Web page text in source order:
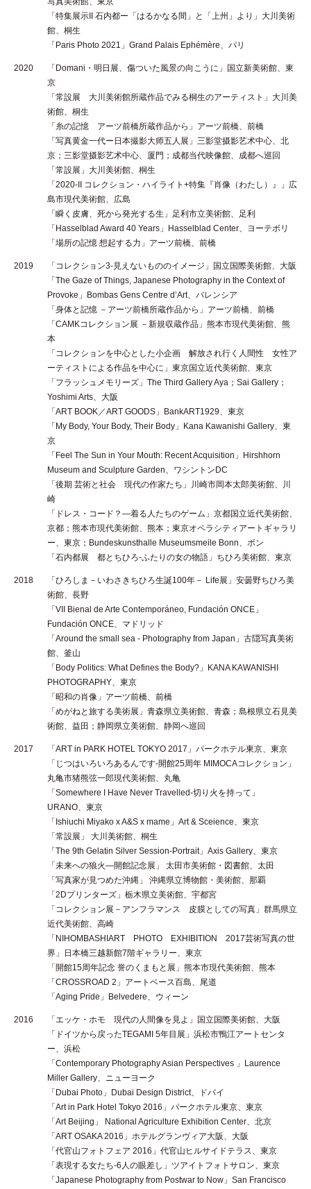
「特集展示II 石内都ー「はるかなる間」と「上州」より」大川美術
館、桐生
「Paris Photo 2021」Grand Palais Ephémère、パリ
2020
「Domani・明日展、傷ついた風景の向こうに」国立新美術館、東
京
「常設展 大川美術館所蔵作品でみる桐生のアーティスト」大川美
術館、桐生
「糸の記憶 アーツ前橋所蔵作品から」アーツ前橋、前橋
「写真黄金一代ー日本撮影大师五人展」三影堂摄影艺术中心、北
京；三影堂摄影艺术中心、厦門；成都当代映像館、成都へ巡回
「常設展」大川美術館、桐生
「2020-II コレクション・ハイライト+特集『肖像（わたし）』」広
島市現代美術館、広島
「瞬く皮膚、死から発光する生」足利市立美術館、足利
「Hasselblad Award 40 Years」Hasselblad Center、ヨーテボリ
「場所の記憶 想起する力」アーツ前橋、前橋
2019
「コレクション3-見えないもののイメージ」国立国際美術館、大阪
「The Gaze of Things, Japanese Photography in the Context of
Provoke」Bombas Gens Centre d’Art、バレンシア
「身体と記憶 －アーツ前橋所蔵作品から」アーツ前橋、前橋
「CAMKコレクション展 －新規収蔵作品」熊本市現代美術館、熊
本
「コレクションを中心とした小企画 解放され行く人間性 女性ア
ーティストによる作品を中心に」東京国立近代美術館、東京
「フラッシュメモリーズ」The Third Gallery Aya；Sai Gallery；
Yoshimi Arts、大阪
「ART BOOK／ART GOODS」BankART1929、東京
「My Body, Your Body, Their Body」Kana Kawanishi Gallery、東
京
「Feel The Sun in Your Mouth: Recent Acquisition」Hirshhorn
Museum and Sculpture Garden、ワシントンDC
「後期 芸術と社会 現代の作家たち」川崎市岡本太郎美術館、川
崎
「ドレス・コード？—着る人たちのゲーム」京都国立近代美術館、
京都；熊本市現代美術館、熊本；東京オペラシティアートギャラリ
ー、東京；Bundeskunsthalle Museumsmeile Bonn、ボン
「石内都展 都とちひろ-ふたりの女の物語」ちひろ美術館、東京
2018
「ひろしま－いわさきちひろ生誕100年－ Life展」安曇野ちひろ美
術館、長野
「VII Bienal de Arte Contemporáneo, Fundación ONCE」
Fundación ONCE、マドリッド
「Around the small sea - Photography from Japan」古隠写真美術
館、釜山
「Body Politics: What Defines the Body?」KANA KAWANISHI
PHOTOGRAPHY、東京
「昭和の肖像」アーツ前橋、前橋
「めがねと旅する美術展」青森県立美術館、青森；島根県立石見美
術館、益田；静岡県立美術館、静岡へ巡回
2017
「ART in PARK HOTEL TOKYO 2017」パークホテル東京、東京
「じつはいろいろあるんです-開館25周年 MIMOCAコレクション」
丸亀市猪熊弦一郎現代美術館、丸亀
「Somewhere I Have Never Travelled-切り火を持って」
URANO、東京
「Ishiuchi Miyako x A&S x mame」Art & Sceience、東京
「常設展」 大川美術館、桐生
「The 9th Gelatin Silver Session-Portrait」Axis Gallery、東京
「未来への狼火—開館記念展」 太田市美術館・図書館、太田
「写真家が見つめた沖縄」 沖縄県立博物館・美術館、那覇
「2Dプリンターズ」栃木県立美術館、宇都宮
「コレクション展－アンフラマンス 皮膜としての写真」群馬県立
近代美術館、高崎
「NIHOMBASHIART PHOTO EXHIBITION 2017芸術写真の世
界」日本橋三越新館7階ギャラリー、東京
「開館15周年記念 誉のくまもと展」熊本市現代美術館、熊本
「CROSSROAD 2」アートベース百島、尾道
「Aging Pride」Belvedere、ウィーン
2016
「エッケ・ホモ 現代の人間像を見よ」国立国際美術館、大阪
「ドイツから戻ったTEGAMI 5年目展」浜松市鴨江アートセンタ
ー、浜松
「Contemporary Photography Asian Perspectives 」Laurence
Miller Gallery、ニューヨーク
「Dubai Photo」Dubai Design District、ドバイ
「Art in Park Hotel Tokyo 2016」パークホテル東京、東京
「Art Beijing」 National Agriculture Exhibition Center、北京
「ART OSAKA 2016」ホテルグランヴィア大阪、大阪
「代官山フォトフェア 2016」代官山ヒルサイドテラス、東京
「表現する女たち-6人の眼差し」ツアイトフォトサロン、東京
「Japanese Photography from Postwar to Now」San Francisco